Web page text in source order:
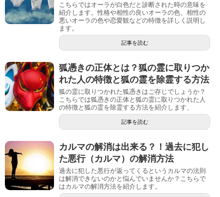
こちらではオーラが白色だと診断された時の意味を
紹介します。性格や相性の良いオーラの色、相性の
悪いオーラの色や恋愛観などの特徴を詳しく説明し
ます。
記事を読む
狐憑きの正体とは？狐の霊に取りつか
れた人の特徴と狐の霊を除霊する方法
狐の霊に取りつかれた狐憑きはご存じでしょうか？
こちらでは狐憑きの正体と狐の霊に取りつかれた人
の特徴と狐の霊を除霊する方法を紹介します、
記事を読む
カルマの解消は出来る？！過去に犯し
た悪行（カルマ）の解消方法
過去に犯した悪行が返ってくるというカルマの法則
は解消できないのかと悩んでいませんか？こちらで
はカルマの解消方法を紹介します。